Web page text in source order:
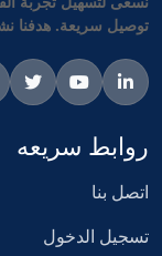
توصيل سريعة. هدفنا
روابط سريعه
اتصل بنا
تسجيل الدخول